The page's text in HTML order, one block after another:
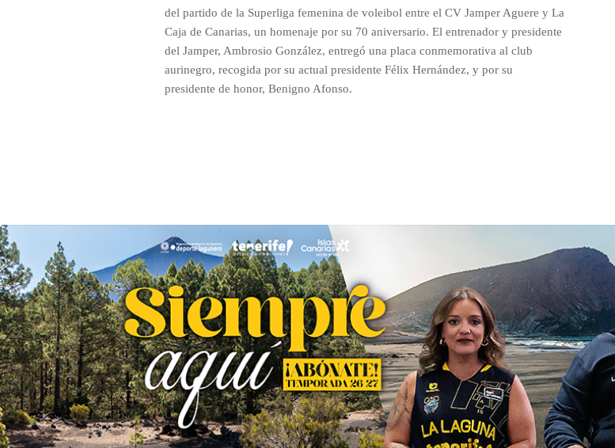
del partido de la Superliga femenina de voleibol entre el CV Jamper Aguere y La
Caja de Canarias, un homenaje por su 70 aniversario. El entrenador y presidente
del Jamper, Ambrosio González, entregó una placa conmemorativa al club
aurinegro, recogida por su actual presidente Félix Hernández, y por su
presidente de honor, Benigno Afonso.